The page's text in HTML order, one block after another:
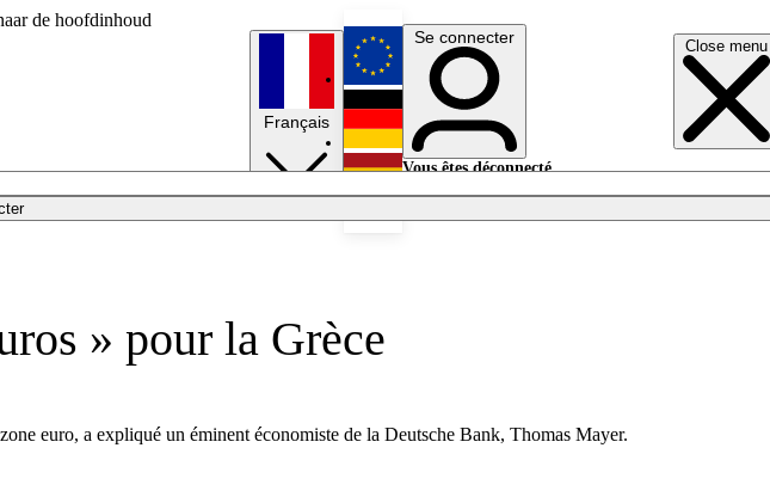
de hoofdinhoud
Close menu
Français
English
Deutsch
Se connecter
Vous êtes déconnecté.
» pour la Grèce
euro, a expliqué un éminent économiste de la Deutsche Bank, Thomas Mayer.